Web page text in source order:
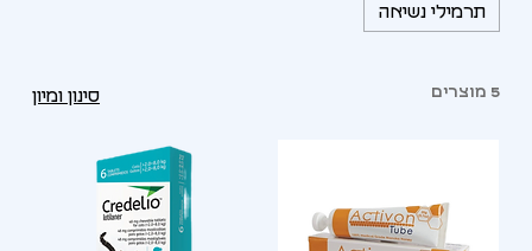
תרמילי נשיאה
5 מוצרים סינון ומיון